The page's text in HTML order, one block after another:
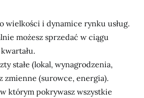
wielkości i dynamice rynku usług.
możesz sprzedać w ciągu
stałe (lokal, wynagrodzenia,
zmienne (surowce, energia).
którym pokrywasz wszystkie